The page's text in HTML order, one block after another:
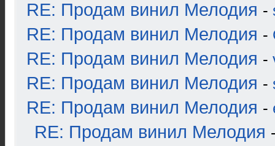
RE: Продам винил Мелодия -
RE: Продам винил Мелодия -
RE: Продам винил Мелодия -
RE: Продам винил Мелодия -
RE: Продам винил Мелодия -
RE: Продам винил Мелодия